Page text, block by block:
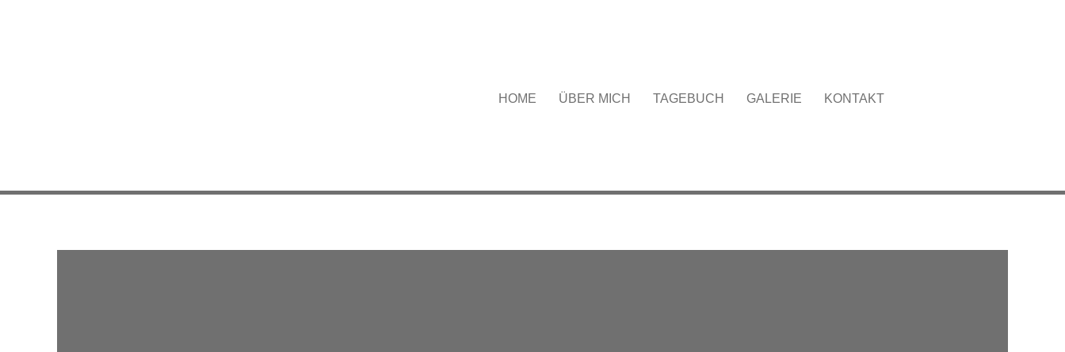
HOME ÜBER MICH TAGEBUCH GALERIE KONTAKT